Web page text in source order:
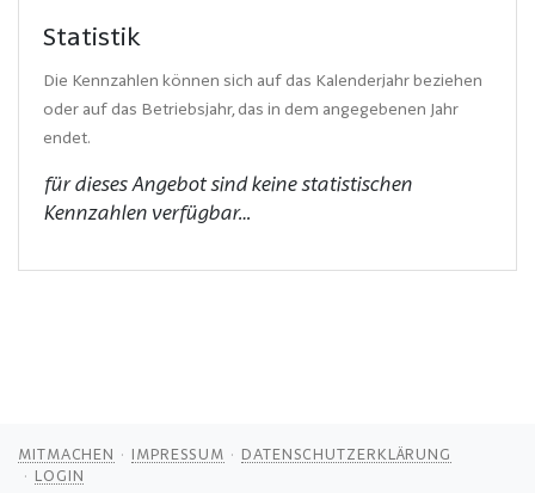
Statistik
Die Kennzahlen können sich auf das Kalenderjahr beziehen
oder auf das Betriebsjahr, das in dem angegebenen Jahr
endet.
für dieses Angebot sind keine statistischen
Kennzahlen verfügbar…
MITMACHEN IMPRESSUM
DATENSCHUTZERKLÄRUNG
LOGIN